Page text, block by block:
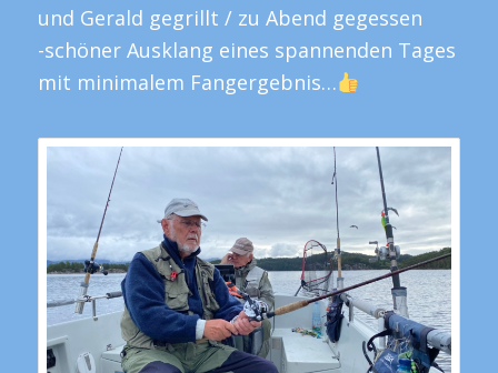
und Gerald gegrillt / zu Abend gegessen
-schöner Ausklang eines spannenden Tages
mit minimalem Fangergebnis…